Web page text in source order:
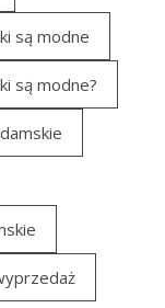
są modne
są modne?